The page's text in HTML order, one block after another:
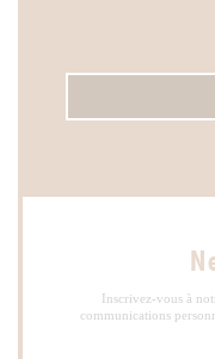
Inscrivez-vous à
communications